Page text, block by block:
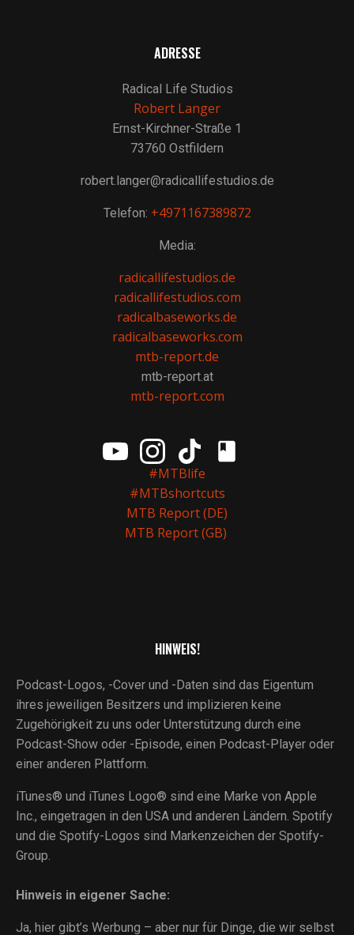
ADRESSE
Radical Life Studios
Robert Langer
Ernst-Kirchner-Straße 1
73760 Ostfildern
robert.langer@radicallifestudios.de
Telefon: +4971167389872
Media:
radicallifestudios.de
radicallifestudios.com
radicalbaseworks.de
radicalbaseworks.com
mtb-report.de
mtb-report.at
mtb-report.com
#MTBlife
#MTBshortcuts
MTB Report (DE)
MTB Report (GB)
HINWEIS!
Podcast-Logos, -Cover und -Daten sind das Eigentum
ihres jeweiligen Besitzers und implizieren keine
Zugehörigkeit zu uns oder Unterstützung durch eine
Podcast-Show oder -Episode, einen Podcast-Player oder
einer anderen Plattform.
iTunes® und iTunes Logo® sind eine Marke von Apple
Inc., eingetragen in den USA und anderen Ländern. Spotify
und die Spotify-Logos sind Markenzeichen der Spotify-
Group.
Hinweis in eigener Sache:
Ja, hier gibt’s Werbung – aber nur für Dinge, die wir selbst